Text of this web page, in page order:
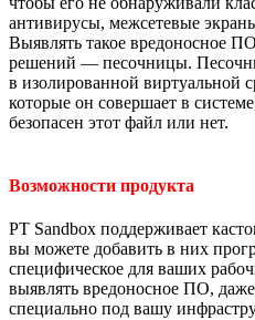
антивирусы, межсетевые
Выявлять такое вредоносное
решений — песочницы.
в изолированной виртуальной
которые он совершает в
безопасен этот файл или нет.
Возможности продукта
PT Sandbox поддерживает
вы можете добавить в них
специфическое для ваших
выявлять вредоносное ПО,
специально под вашу